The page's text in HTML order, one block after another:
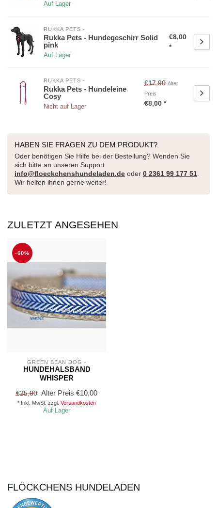
Auf Lager
RUKKA PETS -
Rukka Pets - Hundegeschirr Solid
pink
Auf Lager
€8,00
*
RUKKA PETS -
Rukka Pets - Hundeleine
Cosy
Nicht auf Lager
€17,90 Alter
Preis
€8,00 *
HABEN SIE FRAGEN ZU DEM PRODUKT?
Oder benötigen Sie Hilfe bei der Bestellung? Wenden Sie
sich bitte an unseren Support
info@floeckchenshundeladen.de oder 0 2361 99 177 51.
Wir helfen ihnen gerne weiter!
ZULETZT ANGESEHEN
-60%
GREEN BEAN DOG -
HUNDEHALSBAND
WHISPER
€25,00 Alter Preis €10,00
* Inkl. MwSt. zzgl. Versandkosten
Auf Lager
FLÖCKCHENS HUNDELADEN